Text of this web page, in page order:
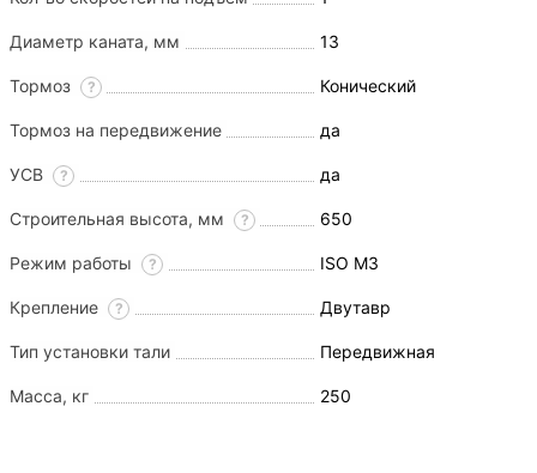
Диаметр каната, мм 13
Тормоз ? Конический
Тормоз на передвижение да
УСВ ? да
Строительная высота, мм ? 650
Режим работы ? ISO M3
Крепление ? Двутавр
Тип установки тали Передвижная
Масса, кг 250